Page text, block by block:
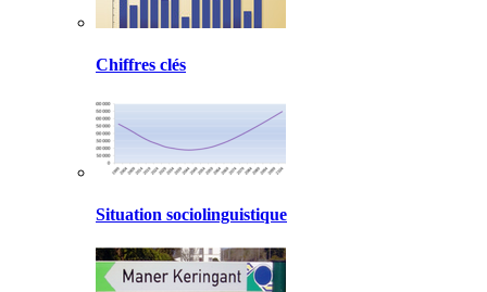
Chiffres clés
Situation sociolinguistique